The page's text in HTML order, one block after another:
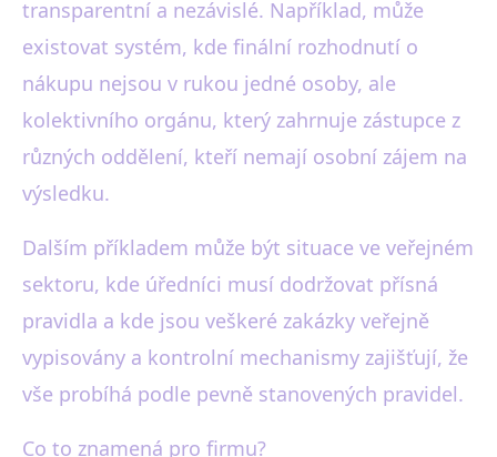
transparentní a nezávislé. Například, může
existovat systém, kde finální rozhodnutí o
nákupu nejsou v rukou jedné osoby, ale
kolektivního orgánu, který zahrnuje zástupce z
různých oddělení, kteří nemají osobní zájem na
výsledku.
Dalším příkladem může být situace ve veřejném
sektoru, kde úředníci musí dodržovat přísná
pravidla a kde jsou veškeré zakázky veřejně
vypisovány a kontrolní mechanismy zajišťují, že
vše probíhá podle pevně stanovených pravidel.
Co to znamená pro firmu?